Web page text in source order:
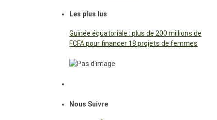
Les plus lus
Guinée équatoriale : plus de 200 millions de
FCFA pour financer 18 projets de femmes
Nous Suivre